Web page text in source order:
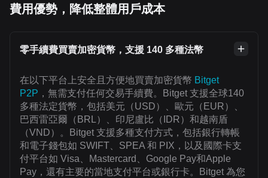
費用優勢，降低整體用戶成本
零手續費買賣加密貨幣，支援 140 多種法幣
在以下平台上安全且方便地買賣加密貨幣 Bitget
P2P ，無需支付任何交易手續費。Bitget 支援全球140
多種法定貨幣，包括美元（USD）、歐元（EUR）、
巴西雷亞爾（BRL）、印尼盧比（IDR）和越南盾
（VND）。Bitget 支援多種支付方式，包括銀行轉帳
和電子錢包如 SWIFT、SPEA 和 PIX，以及國際卡支
付平台如 Visa、Mastercard、Google Pay和Apple
Pay，還有主要的當地支付平台或銀行卡。Bitget 為您